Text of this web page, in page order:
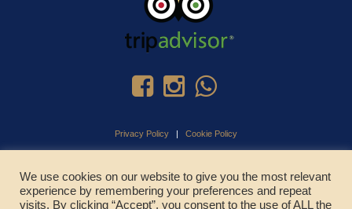
Privacy Policy | Cookie Policy
CHIAMA ADESSO
We use cookies on our website to give you the most relevant
experience by remembering your preferences and repeat
visits. By clicking “Accept”, you consent to the use of ALL the